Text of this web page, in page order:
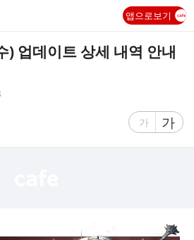
앱으로보기
) 업데이트 상세 내역 안내
글
가
글
자
게
가